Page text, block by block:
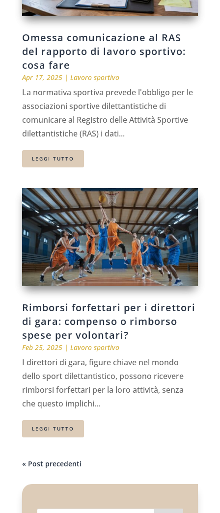
Omessa comunicazione al RAS
del rapporto di lavoro sportivo:
cosa fare
Apr 17, 2025| Lavoro sportivo
La normativa sportiva prevede l'obbligo per le
associazioni sportive dilettantistiche di
comunicare al Registro delle Attività Sportive
dilettantistiche (RAS) i dati...
LEGGI TUTTO
Rimborsi forfettari per i direttori
di gara: compenso o rimborso
spese per volontari?
Feb 25, 2025| Lavoro sportivo
I direttori di gara, figure chiave nel mondo
dello sport dilettantistico, possono ricevere
rimborsi forfettari per la loro attività, senza
che questo implichi...
LEGGI TUTTO
« Post precedenti